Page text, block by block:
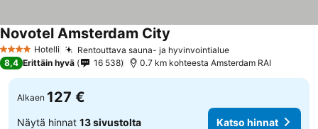
4 Tähtiluokitus
Hotelli Rentouttava sauna- ja hyvinvointialue
Novotel Amsterdam City
8,4 Erittäin hyvä 16 538 0.7 km kohteesta Amsterdam RAI
Alkaen 127 €
Näytä hinnat 13 sivustolta Katso hinnat